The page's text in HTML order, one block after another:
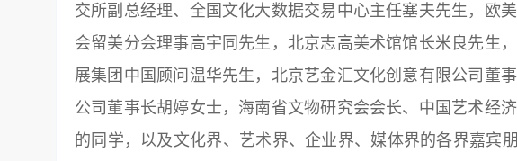
交所副总经理、 全国文化大数据交易中心主任塞夫先生，欧
会留美分会理事高宇同先生，北京志高美术馆馆长米良先生
展集团中国顾问温华先生，北京艺金汇文化创意有限公司董事
公司董事长胡婷女士，海南省文物研究会会长、中国艺术经
的同学，以及文化界、艺术界、企业界、媒体界的各界嘉宾